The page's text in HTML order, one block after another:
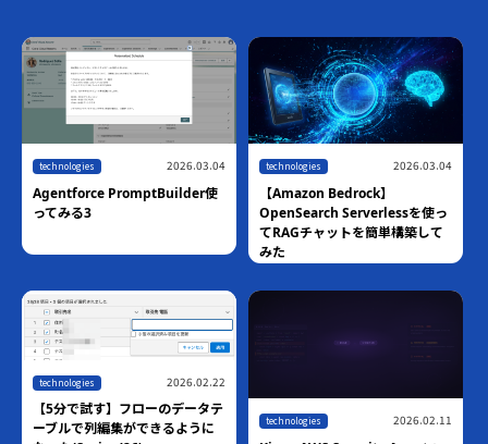
technologies 2026.03.04
Agentforce PromptBuilder使
ってみる3
technologies 2026.03.04
【Amazon Bedrock】
OpenSearch Serverlessを使っ
てRAGチャットを簡単構築して
みた
technologies 2026.02.22
【5分で試す】フローのデータテ
ーブルで列編集ができるように
technologies 2026.02.11